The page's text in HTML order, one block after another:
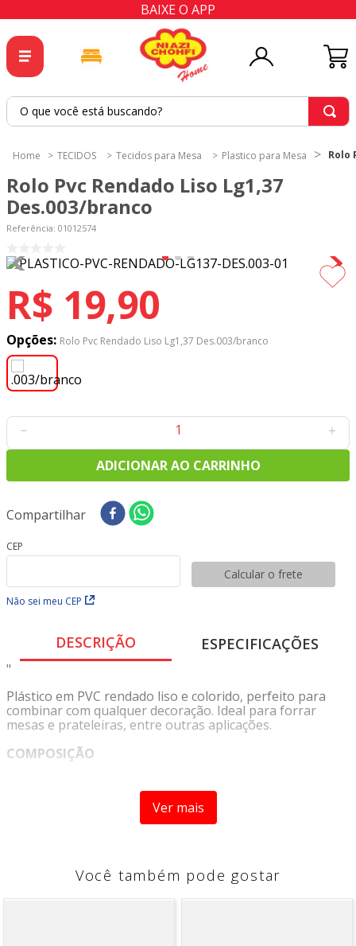
BAIXE O APP
O que você está buscando?
TECIDOS Tecidos para Mesa Plastico para Mesa Rolo
Rolo Pvc Rendado Liso Lg1,37
Des.003/branco
Referência: 01012574
R$ 19,90
Opções: Rolo Pvc Rendado Liso Lg1,37 Des.003/branco
＋
－
ADICIONAR AO CARRINHO
Compartilhar
CEP
Não sei meu CEP
Calcular o frete
DESCRIÇÃO ESPECIFICAÇÕES
"
Plástico em PVC rendado liso e colorido, perfeito para
combinar com qualquer decoração. Ideal para forrar
mesas e prateleiras, entre outras aplicações.
COMPOSIÇÃO
- Retirar o excesso com um pano levemente umedecido
com água;
Ver mais
Você também pode gostar
2º
tapete
cortina
6º
tecido tricoline
7º
percal
8
tricoline digital
9º
tecido oxford
10º toalha mesa